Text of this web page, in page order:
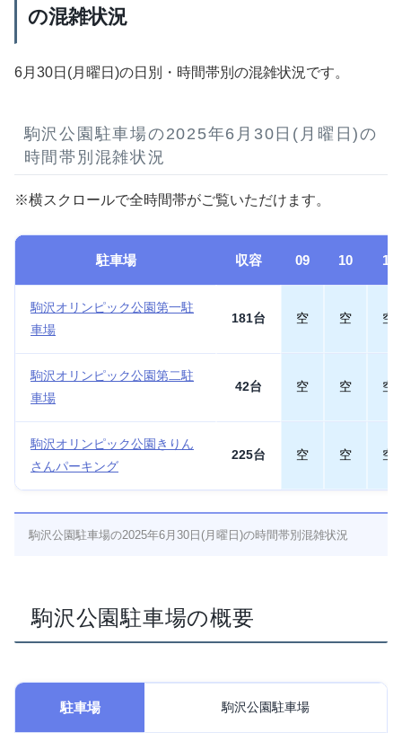
の混雑状況
6月30日(月曜日)の日別・時間帯別の混雑状況です。
駒沢公園駐車場の2025年6月30日(月曜日)の
時間帯別混雑状況
※横スクロールで全時間帯がご覧いただけます。
駐車場 収容 09 10 11
駒沢オリンピック公園第一駐
車場
181台 空 空 空
駒沢オリンピック公園第二駐
車場
42台 空 空 空
駒沢オリンピック公園きりん
さんパーキング
225台 空 空 空
駒沢公園駐車場の2025年6月30日(月曜日)の時間帯別混雑状況
駒沢公園駐車場の概要
駐車場 駒沢公園駐車場